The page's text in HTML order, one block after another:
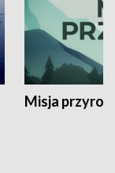
Misja